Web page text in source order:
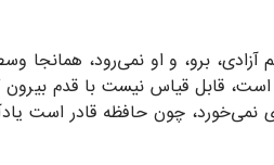
برو، و او نمی‌رود، همانجا
است، قابل قیاس نیست با قدم
چون حافظه قادر است